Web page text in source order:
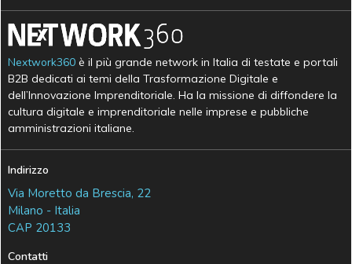
Nextwork360 è il più grande network in Italia di testate e portali
B2B dedicati ai temi della Trasformazione Digitale e
dell’Innovazione Imprenditoriale. Ha la missione di diffondere la
cultura digitale e imprenditoriale nelle imprese e pubbliche
amministrazioni italiane.
Indirizzo
Via Moretto da Brescia, 22
Milano - Italia
CAP 20133
Contatti